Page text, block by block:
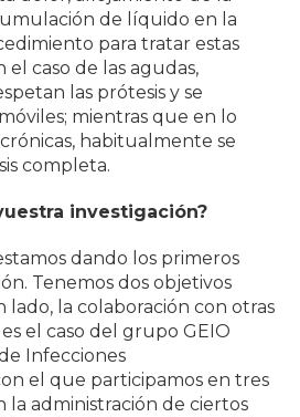
de líquido en la
para tratar estas
el caso de las agudas,
las prótesis y se
mientras que en lo
habitualmente se
completa.
investigación?
dando los primeros
Tenemos dos objetivos
la colaboración con otras
el caso del grupo GEIO
Infecciones
el que participamos en tres
la administración de ciertos